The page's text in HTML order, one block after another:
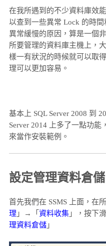
在我所遇到的不少資料庫效
以查到一些異常 Lock 的時
異常緩慢的原因，算是一個
所要管理的資料庫主機上，
樣一有狀況的時候就可以取
理可以更加容易。
基本上 SQL Server 2008 到
Server 2014 上多了一點功能
來當作安裝範例。
設定管理資料倉儲
首先我們在 SSMS 上面，在
理 」→「 資料收集」，按下
理資料倉儲」